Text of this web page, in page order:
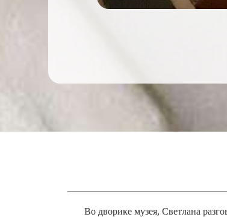
Во дворике музея, Светлана